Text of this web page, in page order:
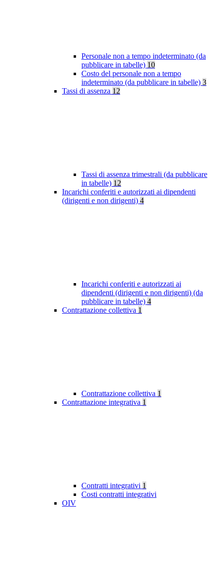
Personale non a tempo indeterminato (da
pubblicare in tabelle) 10
Costo del personale non a tempo
indeterminato (da pubblicare in tabelle) 3
Tassi di assenza 12
Tassi di assenza trimestrali (da pubblicare
in tabelle) 12
Incarichi conferiti e autorizzati ai dipendenti
(dirigenti e non dirigenti) 4
Incarichi conferiti e autorizzati ai
dipendenti (dirigenti e non dirigenti) (da
pubblicare in tabelle) 4
Contrattazione collettiva 1
Contrattazione collettiva 1
Contrattazione integrativa 1
Contratti integrativi 1
Costi contratti integrativi
OIV